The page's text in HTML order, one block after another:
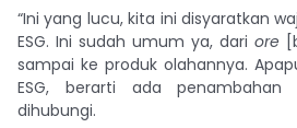
“Ini yang lucu, kita ini disyaratkan
ESG. Ini sudah umum ya, dari ore
sampai ke produk olahannya.
ESG, berarti ada penambahan
dihubungi.